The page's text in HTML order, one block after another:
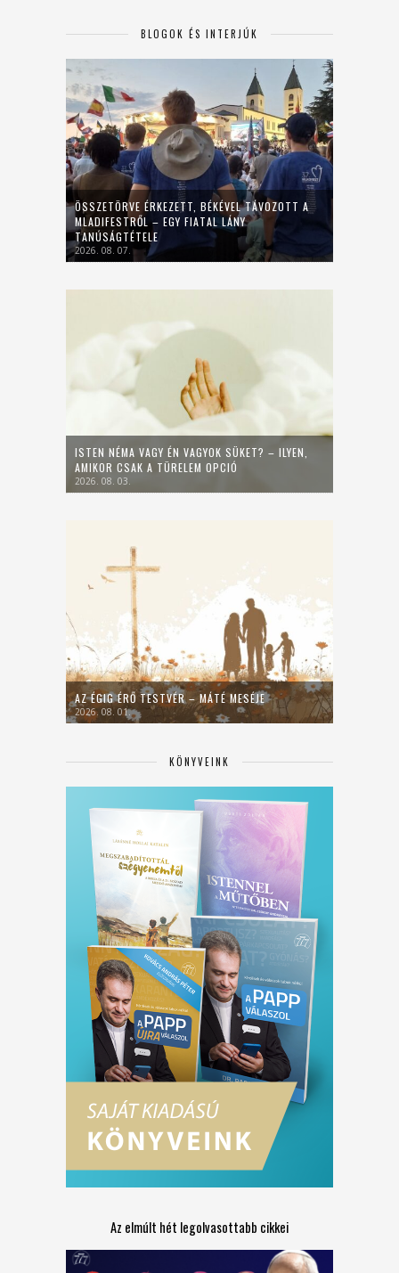
BLOGOK ÉS INTERJÚK
ÖSSZETÖRVE ÉRKEZETT, BÉKÉVEL TÁVOZOTT A
MLADIFESTRŐL – EGY FIATAL LÁNY
TANÚSÁGTÉTELE
2026. 08. 07.
ISTEN NÉMA VAGY ÉN VAGYOK SÜKET? – ILYEN,
AMIKOR CSAK A TÜRELEM OPCIÓ
2026. 08. 03.
AZ ÉGIG ÉRŐ TESTVÉR – MÁTÉ MESÉJE
2026. 08. 01.
KÖNYVEINK
Az elmúlt hét legolvasottabb cikkei